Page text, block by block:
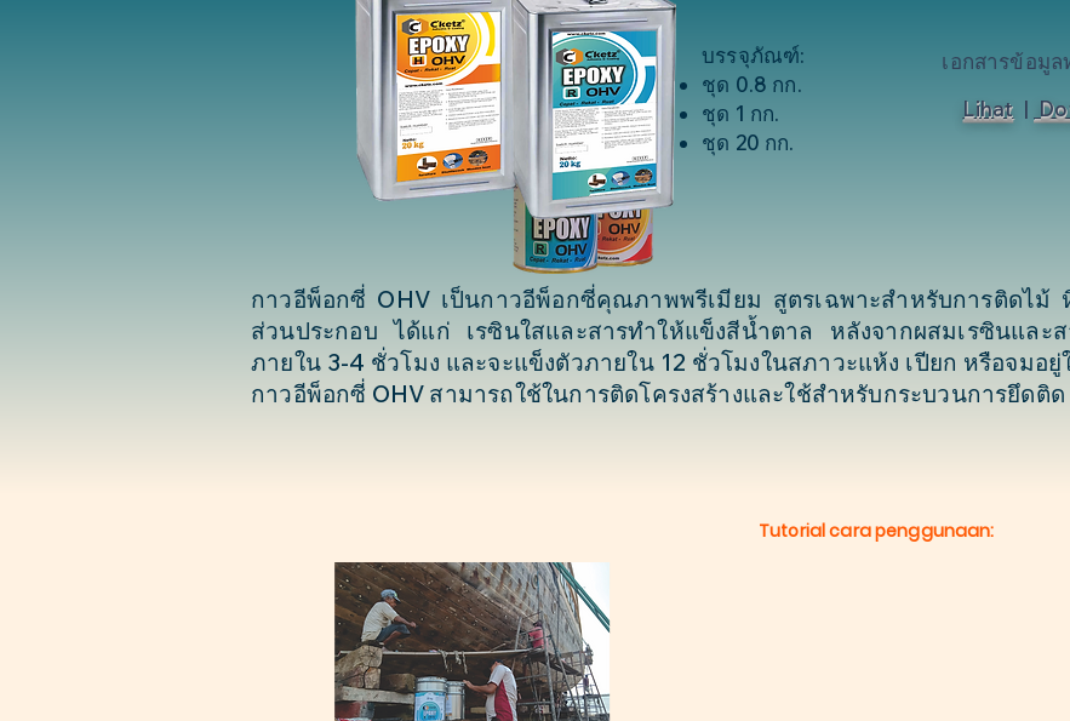
บรรจุภัณฑ์:
ชุด 0.8 กก.
ชุด 1 กก.
ชุด 20 กก.
กาวอีพ็อกซี่ OHV เป็นกาวอีพ็อกซี่คุณภาพพรีเมียม สูตรเฉพาะสำหรับการติดไม้
ส่วนประกอบ ได้แก่ เรซินใสและสารทำให้แข็งสีน้ำตาล หลังจากผสมเรซินและ
ภายใน 3-4 ชั่วโมง และจะแข็งตัวภายใน 12 ชั่วโมงในสภาวะแห้ง เปียก หรือจมอ
กาวอีพ็อกซี่ OHV สามารถใช้ในการติดโครงสร้างและใช้สำหรับกระบวนการยึดติด
เอกสารข้อมูล
Lihat |
Tutorial cara penggunaan: